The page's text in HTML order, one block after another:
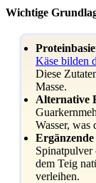
Wichtige
Käse bilden
Diese
Masse.
Alternative
Wasser, was
Spinatpulver
dem Teig
verleihen.